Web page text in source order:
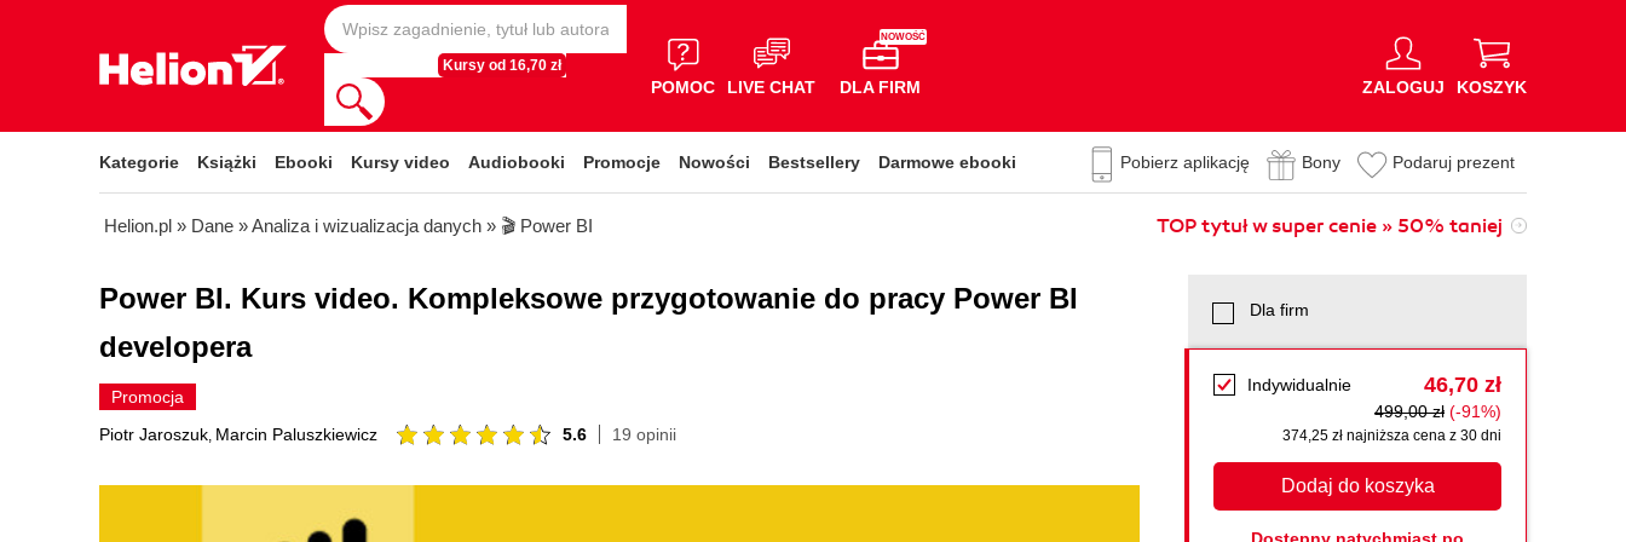
Kursy od 16,70 zł
POMOC LIVE CHAT
NOWOŚĆ
DLA FIRM ZALOGUJ KOSZYK
Kategorie Książki Ebooki Kursy video Audiobooki Promocje Nowości Bestsellery Darmowe ebooki Pobierz aplikację Bony Podaruj prezent
Helion.pl » Dane »Analiza i wizualizacja danych » 🎬 Power BI TOP tytuł w super cenie » 50% taniej
Power BI. Kurs video. Kompleksowe przygotowanie do pracy Power BI
developera
Promocja
Piotr Jaroszuk, Marcin Paluszkiewicz 5.6 19 opinii
Dla firm
Indywidualnie 46,70 zł
499,00 zł (-91%)
374,25 zł najniższa cena z 30 dni
Dodaj do koszyka